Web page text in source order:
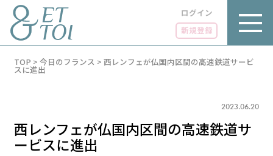
ログイン
新規登録
TOP > 今日のフランス > 西レンフェが仏国内区間の高速鉄道サービ
スに進出
2023.06.20
西レンフェが仏国内区間の高速鉄道サ
ービスに進出